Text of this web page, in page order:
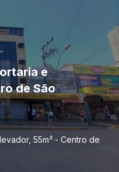
e
de São
55m² - Centro de